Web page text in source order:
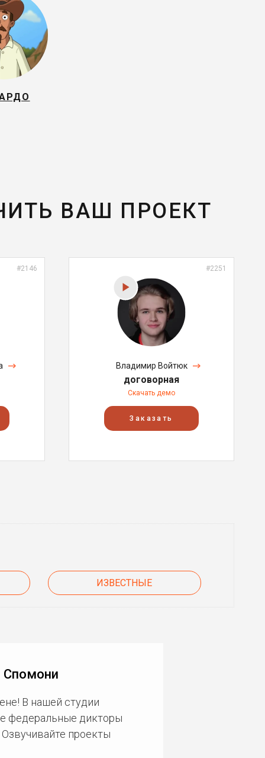
ВАШ ПРОЕКТ
#2146 #2251
Владимир Войтюк
договорная
Скачать демо
Заказать
ИЗВЕСТНЫЕ
Спомони
В нашей студии
федеральные дикторы
проекты